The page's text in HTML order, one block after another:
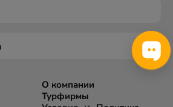
О компании
Турфирмы